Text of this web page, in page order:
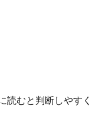
読むと判断しやすく